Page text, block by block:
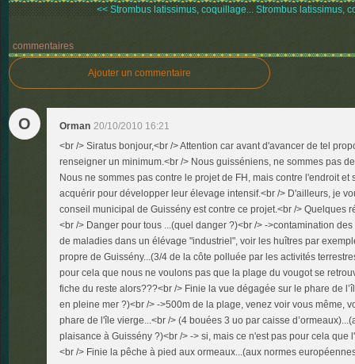
<< Strombus latissimus, coquillage... Strombus latissimus,
commentaires
Ajouter un commentaire
O Orman 20/10/2010 16:21
<br /> Siratus bonjour,<br /> Attention car avant d'avancer de tel
renseigner un minimum.<br /> Nous guisséniens, ne sommes pas
Nous ne sommes pas contre le projet de FH, mais contre l'endroit et
acquérir pour développer leur élevage intensif.<br /> D'ailleurs, je
conseil municipal de Guissény est contre ce projet.<br /> Quelques
<br /> Danger pour tous ...(quel danger ?)<br /> ->contamination
de maladies dans un élévage "industriel", voir les huîtres par
propre de Guissény...(3/4 de la côte polluée par les activités
pour cela que nous ne voulons pas que la plage du vougot se
fiche du reste alors???<br /> Finie la vue dégagée sur le phare de
en pleine mer ?)<br /> ->500m de la plage, venez voir vous même,
phare de l'île vierge...<br /> (4 bouées 3 uo par caisse
plaisance à Guissény ?)<br /> -> si, mais ce n'est pas pour cela que
<br /> Finie la pêche à pied aux ormeaux...(aux normes